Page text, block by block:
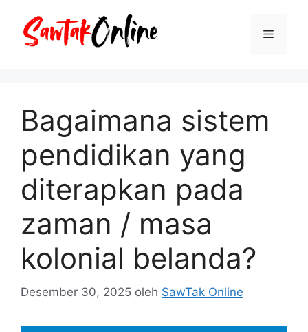
Menu
Bagaimana sistem
pendidikan yang
diterapkan pada
zaman / masa
kolonial belanda?
Desember 30, 2025 oleh SawTak Online